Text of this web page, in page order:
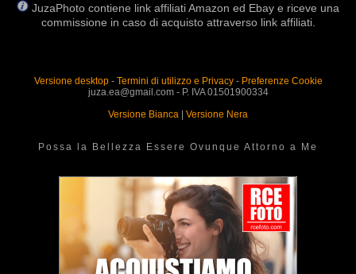
JuzaPhoto contiene link affiliati Amazon ed Ebay e riceve una
commissione in caso di acquisto attraverso link affiliati.
Versione desktop- Termini di utilizzo e Privacy- Preferenze Cookie
juza.ea@gmail.com - P. IVA 01501900334
Versione Bianca | Versione Nera
Possa la Bellezza Essere Ovunque Attorno a Me